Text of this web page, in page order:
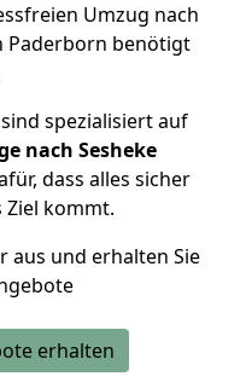
Umzug nach
Paderborn benötigt
spezialisiert auf
nach Sesheke
dass alles sicher
kommt.
aus und erhalten Sie
erhalten